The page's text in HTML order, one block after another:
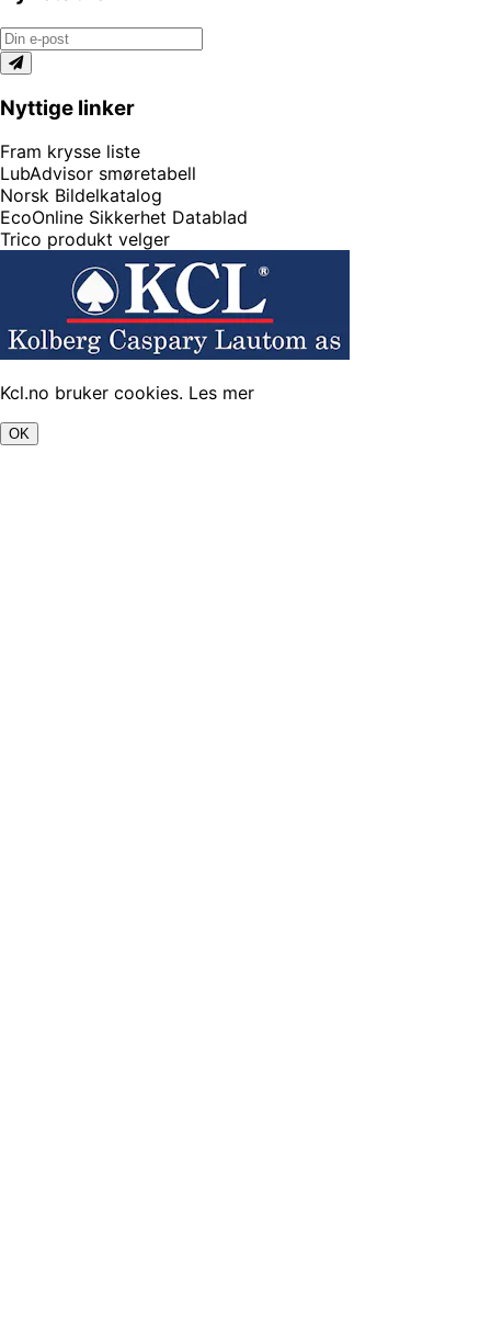
Nyttige linker
Fram krysse liste
LubAdvisor smøretabell
Norsk Bildelkatalog
EcoOnline Sikkerhet Datablad
Trico produkt velger
Kcl.no bruker cookies. Les mer
OK